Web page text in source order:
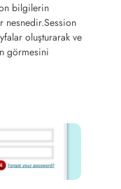
bilgilerin
nesnedir.Session
oluşturarak ve
görmesini